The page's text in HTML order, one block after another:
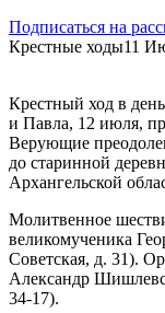
Подписаться на
Крестные ходы11
Крестный ход в
и Павла, 12 июля,
Верующие
до старинной
Архангельской
Молитвенное
великомученика
Советская, д. 31).
Александр
34-17).